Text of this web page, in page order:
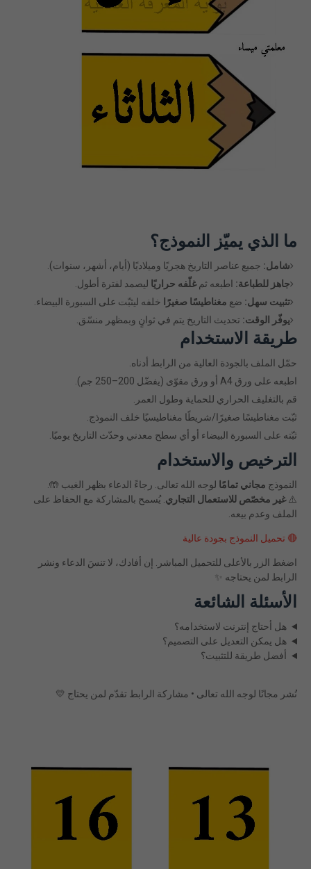
ما الذي يميّز النموذج؟
شامل: جميع عناصر التاريخ هجريًا وميلاديًا (أيام، أشهر، سنوات).
جاهز للطباعة: اطبعه ثمغلّفه حراريًا ليصمد لفترة أطول.
تثبيت سهل: ضع مغناطيسًا صغيرًا
خلفه ليثبّت على السبورة البيضاء.
يوفّر الوقت: تحديث التاريخ يتم في ثوانٍ وبمظهر منسّق.
طريقة الاستخدام
حمّل الملف بالجودة العالية من الرابط أدناه.
اطبعه على ورق A4 أو ورق مقوّى (يفضّل 200–250 جم).
قم بالتغليف الحراري للحماية وطول العمر.
ثبّت مغناطيسًا صغيرًا/شريطًا مغناطيسيًا خلف النموذج.
ثبّته على السبورة البيضاء أو أي سطح معدني وحدّث التاريخ يوميًا.
الترخيص والاستخدام
النموذج مجاني تمامًا لوجه الله تعالى. رجاءً الدعاء بظهر الغيب 🤲.
⚠️غير مخصّص للاستعمال التجاري . يُسمح بالمشاركة مع الحفاظ على
الملف وعدم بيعه.
🔴 تحميل النموذج بجودة عالية
اضغط الزر بالأعلى للتحميل المباشر. إن أفادك، لا تنسَ الدعاء ونشر
الرابط لمن يحتاجه ✨
الأسئلة الشائعة
هل أحتاج إنترنت لاستخدامه؟
هل يمكن التعديل على التصميم؟
أفضل طريقة للتثبيت؟
نُشر مجانًا لوجه الله تعالى • مشاركة الرابط تقدّم لمن يحتاج 💛